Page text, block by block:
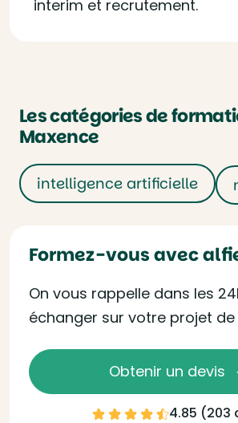
interim et recrutement.
Les catégories de
Maxence
intelligence artificielle
Formez-vous avec
On vous rappelle dans les
échanger sur votre projet
Obtenir un devis
4.85 (203